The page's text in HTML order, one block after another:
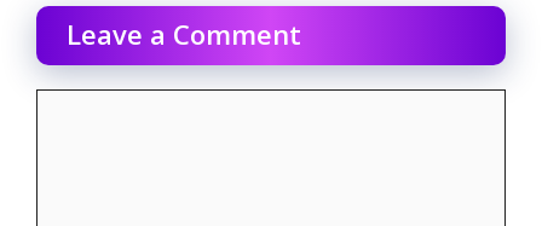
Leave a Comment